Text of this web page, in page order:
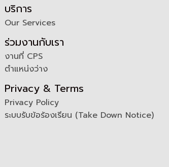
บริการ
Our Services
ร่วมงานกับเรา
งานที่ CPS
ตำแหน่งว่าง
Privacy & Terms
Privacy Policy
ระบบรับข้อร้องเรียน (Take Down Notice)